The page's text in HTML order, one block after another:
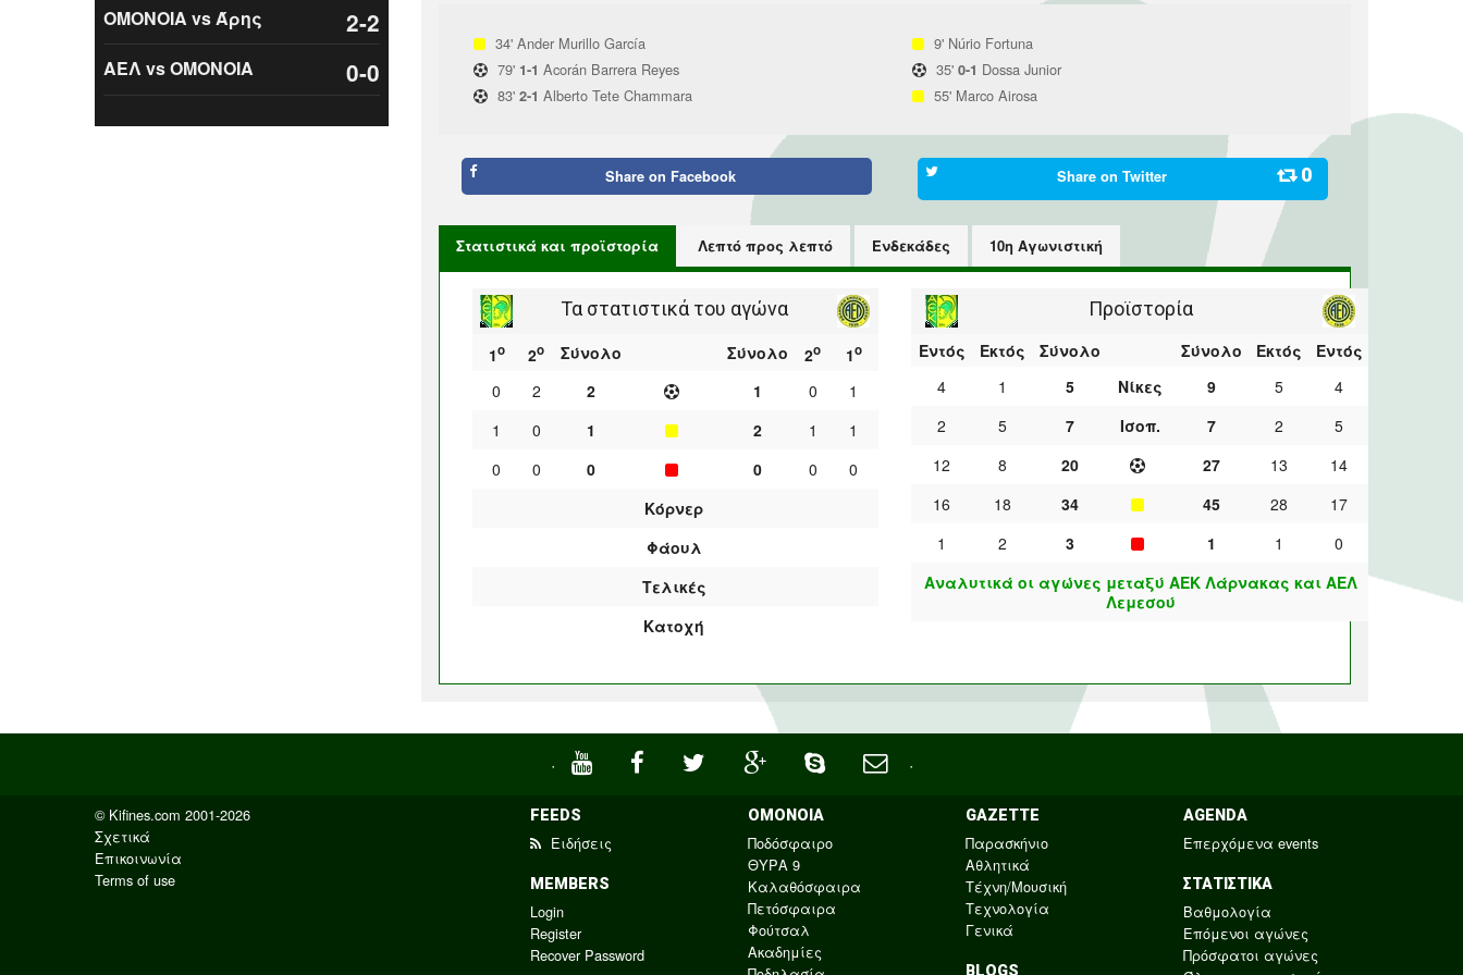
ΟΜΟΝΟΙΑ vs Άρης 2-2
ΑΕΛ vs ΟΜΟΝΟΙΑ 0-0
34' Ander Murillo García
79' 1-1 Acorán Barrera Reyes
83' 2-1 Alberto Tete Chammara
9' Núrio Fortuna
35' 0-1 Dossa Junior
55' Marco Airosa
Share on Facebook Share on Twitter 0
Στατιστικά και προϊστορία Λεπτό προς λεπτό Ενδεκάδες 10η Αγωνιστική
Τα στατιστικά του αγώνα
1ο 2ο Σύνολο Σύνολο 2ο 1ο
0 2 2 1 0
1
1
0 1 2 1
1
0
0 0 0 0
0
Κόρνερ
Φάουλ
Τελικές
Κατοχή
Προϊστορία
Εντός Εκτός Σύνολο Σύνολο Εκτός
Εντός
4
1 5 Νίκες 9 5
4
2
5 7 Ισοπ. 7 2
5
12
8 20 27 13
14
16
18 34 45 28
17
1
2 3 1 1
0
Αναλυτικά οι αγώνες μεταξύ ΑΕΚ Λάρνακας και ΑΕΛ
Λεμεσού
· ·
© Kifines.com 2001-2026
Σχετικά
Επικοινωνία
Terms of use
FEEDS
Ειδήσεις
MEMBERS
Login
Register
Recover Password
ΟΜΟΝΟΙΑ
Ποδόσφαιρο
ΘΥΡΑ 9
Καλαθόσφαιρα
Πετόσφαιρα
Φούτσαλ
Ακαδημίες
GAZETTE
Παρασκήνιο
Αθλητικά
Τέχνη/Μουσική
Τεχνολογία
Γενικά
BLOGS
AGENDA
Επερχόμενα events
ΣΤΑΤΙΣΤΙΚΑ
Βαθμολογία
Επόμενοι αγώνες
Πρόσφατοι αγώνες